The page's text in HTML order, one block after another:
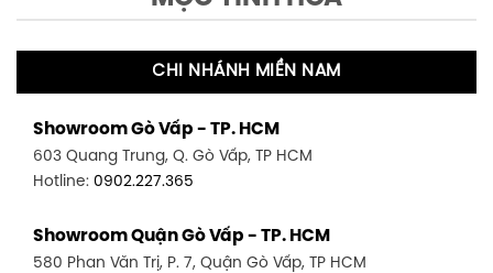
CHI NHÁNH MIỀN NAM
Showroom Gò Vấp - TP. HCM
603 Quang Trung, Q. Gò Vấp, TP HCM
Hotline: 0902.227.365
Showroom Quận Gò Vấp - TP. HCM
580 Phan Văn Trị, P. 7, Quận Gò Vấp, TP HCM